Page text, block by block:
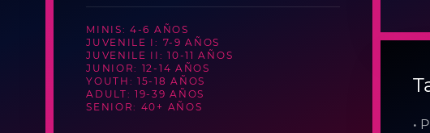
MINIS: 4-6 AÑOS
JUVENILE I: 7-9 AÑOS
JUVENILE II: 10-11 AÑOS
JUNIOR: 12-14 AÑOS
YOUTH: 15-18 AÑOS
ADULT: 19-39 AÑOS
SENIOR: 40+ AÑOS
•